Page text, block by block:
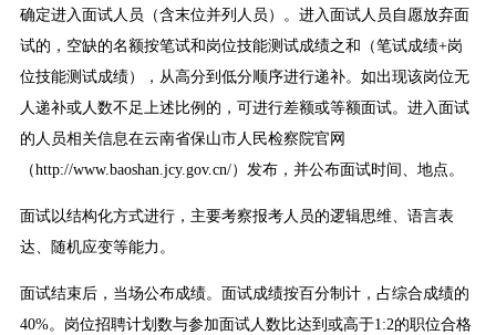
确定进入面试人员（含末位并列人员）。进入面试人员自愿放弃面
试的，空缺的名额按笔试和岗位技能测试成绩之和（笔试成绩+岗
位技能测试成绩），从高分到低分顺序进行递补。如出现该岗位无
人递补或人数不足上述比例的，可进行差额或等额面试。进入面试
的人员相关信息在云南省保山市人民检察院官网
（http://www.baoshan.jcy.gov.cn/）发布，并公布面试时间、地点。
面试以结构化方式进行，主要考察报考人员的逻辑思维、语言表
达、随机应变等能力。
面试结束后，当场公布成绩。面试成绩按百分制计，占综合成绩的
40%。岗位招聘计划数与参加面试人数比达到或高于1:2的职位合格